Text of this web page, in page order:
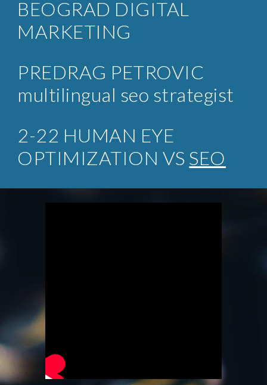
BEOGRAD DIGITAL
MARKETING
PREDRAG PETROVIC
multilingual seo strategist
2-22 HUMAN EYE
OPTIMIZATION VS SEO